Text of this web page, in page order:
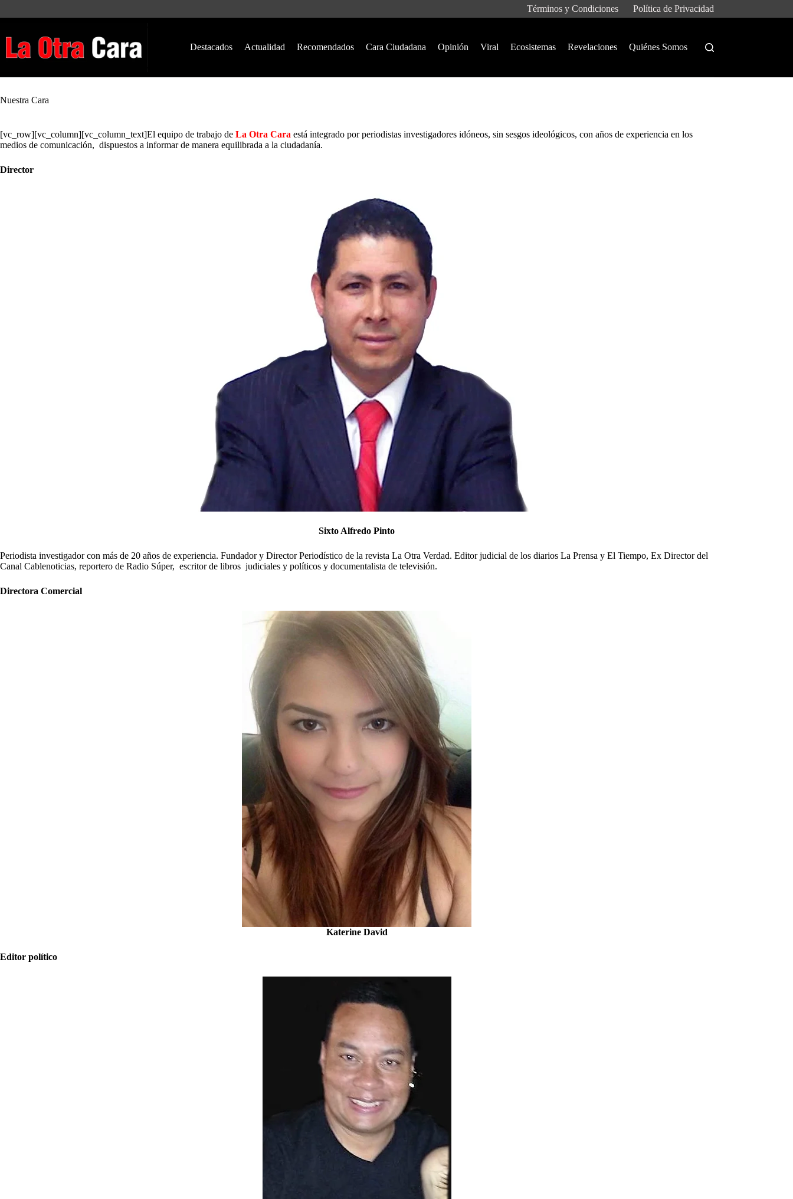
Términos y Condiciones Política de Privacidad
Destacados Actualidad Recomendados Cara Ciudadana Opinión Viral Ecosistemas Revelaciones Quiénes Somos
Nuestra Cara
[vc_row][vc_column][vc_column_text]El equipo de trabajo de La Otra Cara está integrado por periodistas investigadores idóneos, sin sesgos ideológicos, con años de experiencia en los
medios de comunicación, dispuestos a informar de manera equilibrada a la ciudadanía.
Director
Sixto Alfredo Pinto
Periodista investigador con más de 20 años de experiencia. Fundador y Director Periodístico de la revista La Otra Verdad. Editor judicial de los diarios La Prensa y El Tiempo, Ex Director del
Canal Cablenoticias, reportero de Radio Súper, escritor de libros judiciales y políticos y documentalista de televisión.
Directora Comercial
Katerine David
Editor político